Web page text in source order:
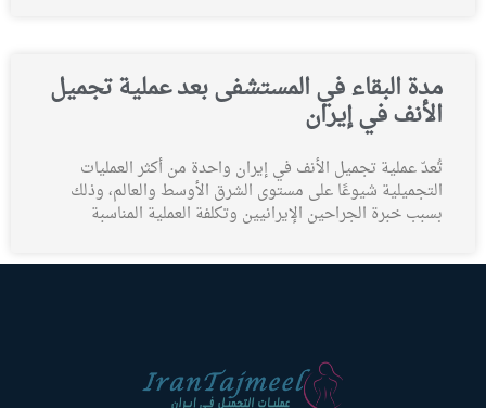
مدة البقاء في المستشفى بعد عملية تجميل
الأنف في إيران
تُعدّ عملية تجميل الأنف في إيران واحدة من أكثر العمليات
التجميلية شيوعًا على مستوى الشرق الأوسط والعالم، وذلك
بسبب خبرة الجراحين الإيرانيين وتكلفة العملية المناسبة